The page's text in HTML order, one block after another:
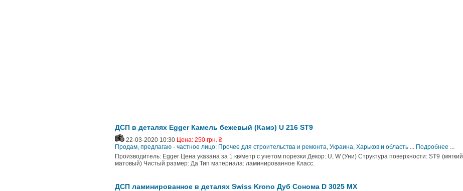
ДСП в деталях Egger Камель бежевый (Камэ) U 216 ST9
22-03-2020 10:30 Цена: 250 грн. ₴
Продам, предлагаю - частное лицо: Прочее для строительства и ремонта, Украина, Харьков и область ... Подробнее ...
Производитель: Egger Цена указана за 1 кв/метр с учетом порезки Декор: U, W (Уни) Структура поверхности: ST9 (мягкий
матовый) Чистый размер: Да Тип материала: ламинированное Класс.
ДСП ламинированное в деталях Swiss Krono Дуб Сонома D 3025 MX